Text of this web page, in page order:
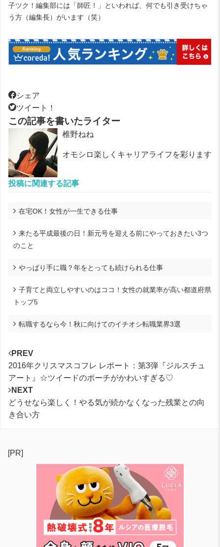
子ツク！編集部には「師匠！」といわれば、何でも引き受けちゃ
う方（編集長）がいます（笑）
シェア
ツイート！
この記事を書いたライター
椎野ねね
オモシロ楽しくキャリアライフを彩ります
投稿に関連する記事
在宅OK！女性が一生できる仕事
来たる平成最後の日！新元号を迎える前にやっておきたい3つ
のこと
やっぱり手に職？年をとっても続けられる仕事
子育てと両立しやすいのはココ！女性の就業率が高い都道府県
トップ5
転職するなら今！秋に向けてのイチオシ転職業界3選
PREV
2016年クリスマスコフレ レポート：第3弾『ジルスチュ
アート』☆ツイードのポーチがかわいすぎる♡
NEXT
どうせなら楽しく！やる気が続かなくなった残業との向
き合い方
[PR]